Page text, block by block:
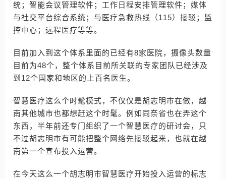
统；智能会议管理软件；工作日程安排管理软件；媒体
与社交平台综合系统；与医疗急救热线（115）接驳；监
控中心；远程医疗等等。
目前加入到这个体系里面的已经有8家医院，摄像头数量
目前为48个，整个体系目前所关联的专家团队已经涉及
到12个国家和地区的上百名医生。
智慧医疗这么个时髦模式，不仅仅是胡志明市在做，越
南其他城市也都想赶这个时髦。例如同奈省也在弄这个
东西，半年前还专门组织了一个智慧医疗的研讨会，只
不过胡志明市有可能把整个网络先接驳起来，也就在越
南第一个宣布投入运营。
在今天这么一个胡志明市智慧医疗开始投入运营的标志